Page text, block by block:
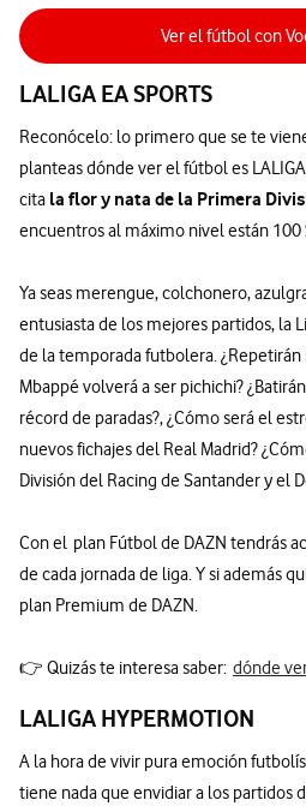
Ver el fútbol con
LALIGA EA SPORTS
Reconócelo: lo primero que se te
planteas dónde ver el fútbol es
cita la flor y nata de la Primera
encuentros al máximo nivel están 100
Ya seas merengue, colchonero,
entusiasta de los mejores partidos, la
de la temporada futbolera. ¿Repetirán
Mbappé volverá a ser pichichi?
récord de paradas?, ¿Cómo será el
nuevos fichajes del Real Madrid?
División del Racing de Santander y el
Con el plan Fútbol de DAZN tendrás
de cada jornada de liga. Y si además
plan Premium de DAZN.
👉 Quizás te interesa saber: dónde
LALIGA HYPERMOTION
A la hora de vivir pura emoción
tiene nada que envidiar a los partidos